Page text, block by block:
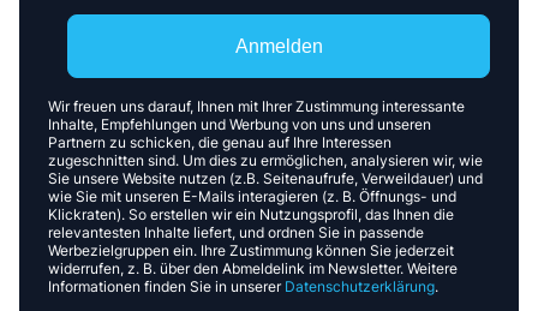
Anmelden
Wir freuen uns darauf, Ihnen mit Ihrer Zustimmung interessante
Inhalte, Empfehlungen und Werbung von uns und unseren
Partnern zu schicken, die genau auf Ihre Interessen
zugeschnitten sind. Um dies zu ermöglichen, analysieren wir, wie
Sie unsere Website nutzen (z.B. Seitenaufrufe, Verweildauer) und
wie Sie mit unseren E-Mails interagieren (z. B. Öffnungs- und
Klickraten). So erstellen wir ein Nutzungsprofil, das Ihnen die
relevantesten Inhalte liefert, und ordnen Sie in passende
Werbezielgruppen ein. Ihre Zustimmung können Sie jederzeit
widerrufen, z. B. über den Abmeldelink im Newsletter. Weitere
Informationen finden Sie in unserer Datenschutzerklärung.